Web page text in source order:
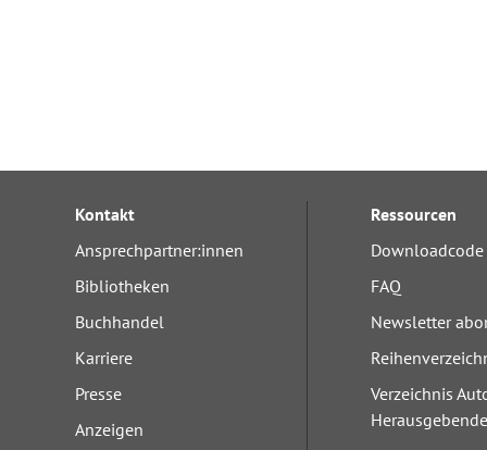
Kontakt
Ansprechpartner:innen
Bibliotheken
Buchhandel
Karriere
Presse
Anzeigen
Ressourcen
FAQ
Newsletter
Verzeichnis
Herausgebende